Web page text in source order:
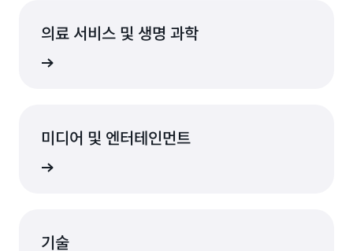
의료 서비스 및 생명 과학
미디어 및 엔터테인먼트
기술